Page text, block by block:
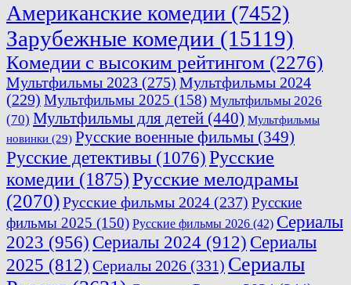
Американские комедии (7452)
Зарубежные комедии (15119)
Комедии с высоким рейтингом (2276)
Мультфильмы 2023 (275) Мультфильмы 2024
(229) Мультфильмы 2025 (158) Мультфильмы 2026
(70) Мультфильмы для детей (440) Мультфильмы
новинки (29) Русские военные фильмы (349)
Русские детективы (1076)Русские
комедии (1875)Русские мелодрамы
(2070)Русские фильмы 2024 (237) Русские
фильмы 2025 (150) Русские фильмы 2026 (42) Сериалы
2023 (956) Сериалы 2024 (912) Сериалы
2025 (812) Сериалы 2026 (331) Сериалы